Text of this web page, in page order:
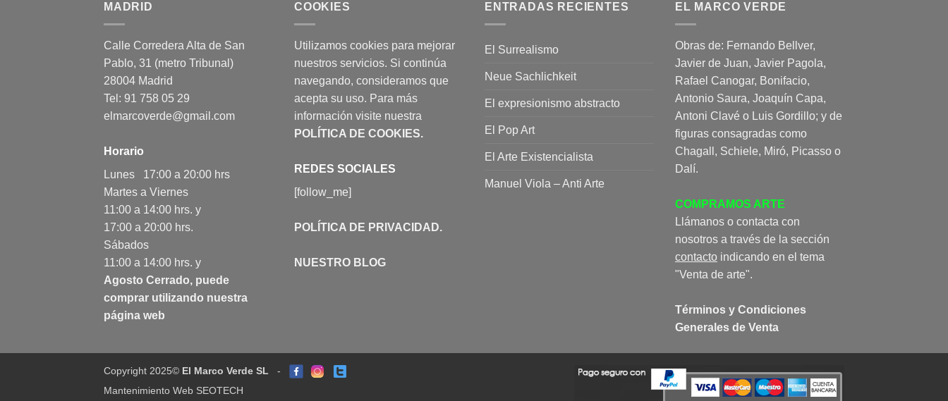
MADRID
Calle Corredera Alta de San
Pablo, 31 (metro Tribunal)
28004 Madrid
Tel: 91 758 05 29
elmarcoverde@gmail.com
Horario
Lunes 17:00 a 20:00 hrs
Martes a Viernes
11:00 a 14:00 hrs. y
17:00 a 20:00 hrs.
Sábados
11:00 a 14:00 hrs. y
Agosto Cerrado, puede
comprar utilizando nuestra
página web
COOKIES
Utilizamos cookies para mejorar
nuestros servicios. Si continúa
navegando, consideramos que
acepta su uso. Para más
información visite nuestra
POLÍTICA DE COOKIES.
REDES SOCIALES
[follow_me]
POLÍTICA DE PRIVACIDAD.
NUESTRO BLOG
ENTRADAS RECIENTES
El Surrealismo
Neue Sachlichkeit
El expresionismo abstracto
El Pop Art
El Arte Existencialista
Manuel Viola – Anti Arte
EL MARCO VERDE
Obras de: Fernando Bellver,
Javier de Juan, Javier Pagola,
Rafael Canogar, Bonifacio,
Antonio Saura, Joaquín Capa,
Antoni Clavé o Luis Gordillo; y de
figuras consagradas como
Chagall, Schiele, Miró, Picasso o
Dalí.
COMPRAMOS ARTE
Llámanos o contacta con
nosotros a través de la sección
contacto indicando en el tema
"Venta de arte".
Términos y Condiciones
Generales de Venta
Copyright 2025© El Marco Verde SL -
Mantenimiento Web SEOTECH